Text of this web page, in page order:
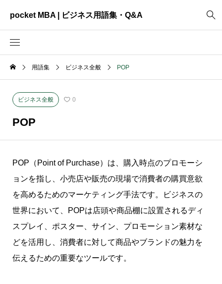
pocket MBA | ビジネス用語集・Q&A
ビジネス全般
資料作成
用語集 ビジネス全般 POP
ビジネス全般 0
POP
POP（Point of Purchase）は、購入時点のプロモーシ
ョンを指し、小売店や販売の現場で消費者の購買意欲
を高めるためのマーケティング手法です。ビジネスの
世界において、POPは店頭や商品棚に設置されるディ
スプレイ、ポスター、サイン、プロモーション素材な
どを活用し、消費者に対して商品やブランドの魅力を
伝えるための重要なツールです。